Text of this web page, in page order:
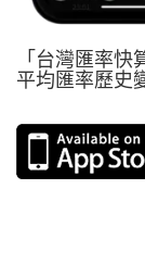
「台灣匯率
平均匯率歷史